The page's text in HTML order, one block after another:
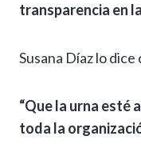
transparencia en
Susana Díaz lo
“Que la urna esté
toda la